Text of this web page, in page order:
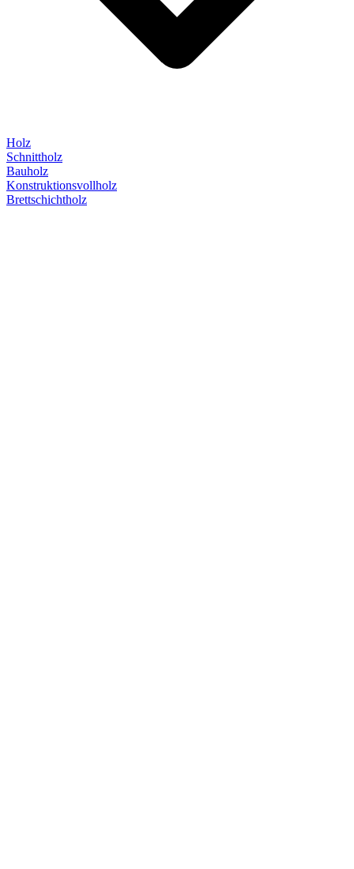
Holz
Schnittholz
Bauholz
Konstruktionsvollholz
Brettschichtholz